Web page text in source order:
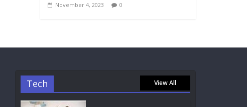
November 4, 2023 0
Tech View All